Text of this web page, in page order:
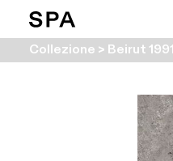
Collezione > Beirut 1991